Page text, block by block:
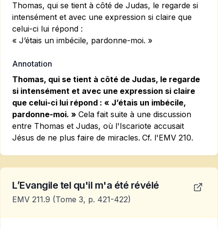
Thomas, qui se tient à côté de Judas, le regarde si
intensément et avec une expression si claire que
celui-ci lui répond :
« J’étais un imbécile, pardonne-moi. »
Annotation
Thomas, qui se tient à côté de Judas, le regarde
si intensément et avec une expression si claire
que celui-ci lui répond : « J’étais un imbécile,
pardonne-moi. » Cela fait suite à une discussion
entre Thomas et Judas, où l'Iscariote accusait
Jésus de ne plus faire de miracles. Cf. l'EMV 210.
L’Evangile tel qu'il m'a été révélé
EMV 211.9 (Tome 3, p. 421-422)